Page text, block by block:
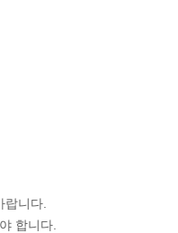
니다.
합니다.